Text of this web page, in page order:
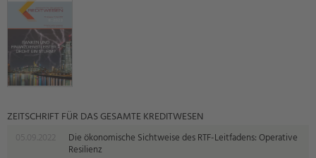
ZEITSCHRIFT FÜR DAS GESAMTE KREDITWESEN
Die ökonomische Sichtweise des RTF-Leitfadens: Operative
Resilienz